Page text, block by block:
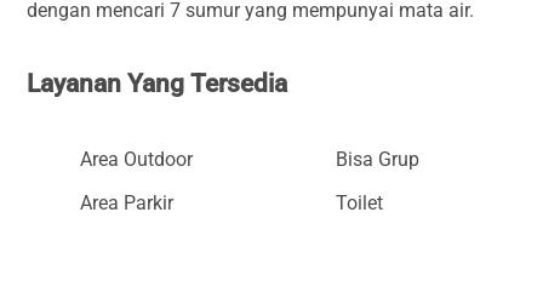
dengan mencari 7 sumur yang mempunyai mata air.
Layanan Yang Tersedia
Area Outdoor
Bisa Grup
Area Parkir
Toilet